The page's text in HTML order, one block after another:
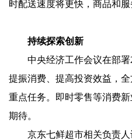
时配送速度将更快，商品和
持续探索创新
中央经济工作会议在部
提振消费、提高投资效益，
重点任务。即时零售等消费
期待。
京东七鲜超市相关负责